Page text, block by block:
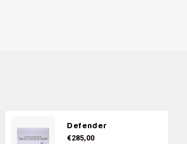
Defender
€285,00